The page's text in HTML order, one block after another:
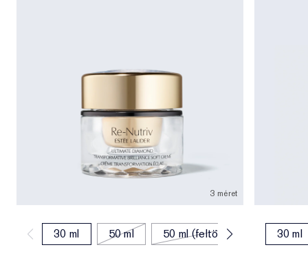
3 méret
30 ml 50 ml 50 ml (feltöltés) 30 ml